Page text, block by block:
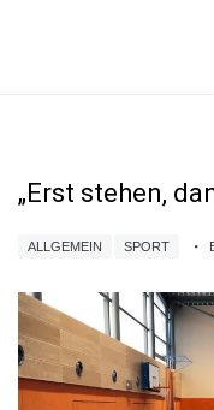
„Erst stehen,
ALLGEMEIN SPORT